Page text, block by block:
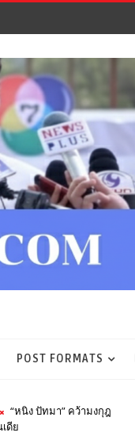
POST FORMATS
“หนิง ปัทมา” คว้ามงกุฎ
ดีย